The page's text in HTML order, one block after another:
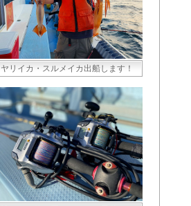
ヤリイカ・スルメイカ出船します！